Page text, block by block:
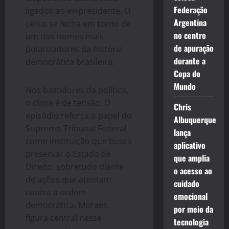
ligados ao ex-presidente. O
cerco se fecha em torno de
um dos nomes mais
polarizadores da história
democrática brasileira.
Nos bastidores da política,
o clima é de tensão. O
episódio reforça o papel do
Supremo Tribunal Federal
como instituição que busca
preservar o Estado de
Direito, sobretudo diante
de ações que atentam
contra a ordem
democrática. Moraes,
figura central nesse
Federação
Argentina
no centro
de apuração
durante a
Copa do
Mundo
Chris
Albuquerque
lança
aplicativo
que amplia
o acesso ao
cuidado
emocional
por meio da
tecnologia